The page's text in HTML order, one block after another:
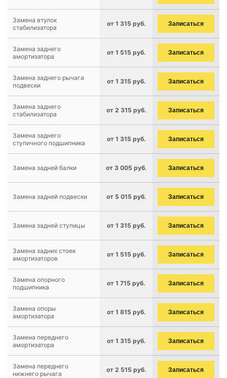
Замена втулок
стабилизатора
от 1 315 руб. Записаться
Замена заднего
амортизатора
от 1 515 руб. Записаться
Замена заднего рычага
подвески
от 1 315 руб. Записаться
Замена заднего
стабилизатора
от 2 315 руб. Записаться
Замена заднего
ступичного подшипника
от 1 315 руб. Записаться
Замена задней балки от 3 005 руб. Записаться
Замена задней подвески от 5 015 руб. Записаться
Замена задней ступицы от 1 315 руб. Записаться
Замена задних стоек
амортизаторов
от 1 515 руб. Записаться
Замена опорного
подшипника
от 1 715 руб. Записаться
Замена опоры
амортизатора
от 1 815 руб. Записаться
Замена переднего
амортизатора
от 1 315 руб. Записаться
Замена переднего
нижнего рычага
от 2 515 руб. Записаться